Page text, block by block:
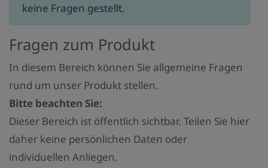
keine Fragen gestellt.
Fragen zum Produkt
In diesem Bereich können Sie allgemeine Fragen
rund um unser Produkt stellen.
Bitte beachten Sie:
Dieser Bereich ist öffentlich sichtbar. Teilen Sie hier
daher keine persönlichen Daten oder
individuellen Anliegen.